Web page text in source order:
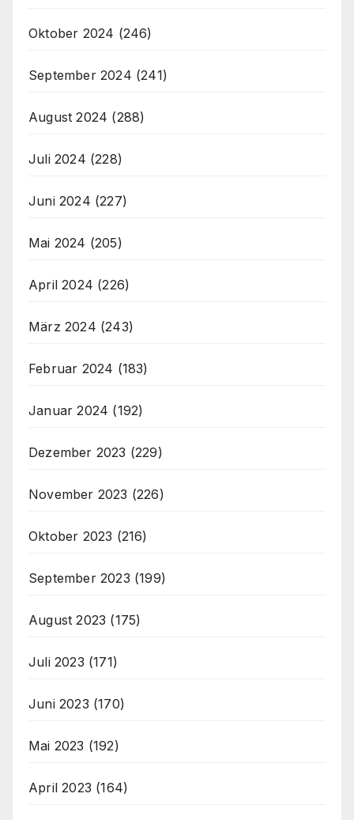
Oktober 2024 (246)
September 2024 (241)
August 2024 (288)
Juli 2024 (228)
Juni 2024 (227)
Mai 2024 (205)
April 2024 (226)
März 2024 (243)
Februar 2024 (183)
Januar 2024 (192)
Dezember 2023 (229)
November 2023 (226)
Oktober 2023 (216)
September 2023 (199)
August 2023 (175)
Juli 2023 (171)
Juni 2023 (170)
Mai 2023 (192)
April 2023 (164)